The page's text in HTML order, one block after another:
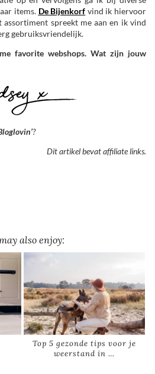
items. De Bijenkorf vind ik hiervoor
assortiment spreekt me aan en ik vind
gebruiksvriendelijk.
favorite webshops. Wat zijn jouw
?
Dit artikel bevat affiliate links.
also enjoy:
Top 5 gezonde tips voor je
weerstand in …